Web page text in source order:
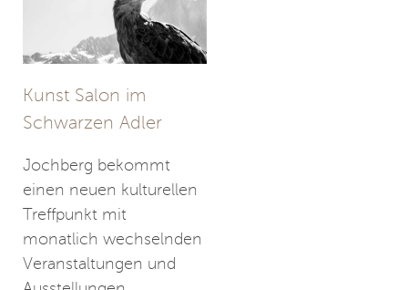
Kunst Salon im
Schwarzen Adler
Jochberg bekommt
einen neuen kulturellen
Treffpunkt mit
monatlich wechselnden
Veranstaltungen und